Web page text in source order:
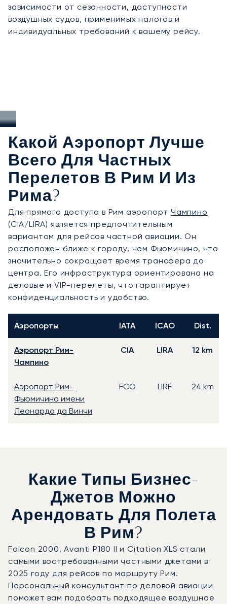
зависимости от сезонности, доступности
воздушных судов, применимых налогов и
индивидуальных требований к вашему рейсу.
Какой Аэропорт Лучше
Всего Для Частных
Перелетов В Рим И Из
Рима?
Для прямого доступа в Рим аэропорт Чампино
(CIA/LIRA) является предпочтительным
вариантом для рейсов частной авиации. Он
расположен ближе к городу, чем Фьюмичино, что
значительно сокращает время трансфера до
центра. Его инфраструктура ориентирована на
деловые и VIP-перелеты, что гарантирует
конфиденциальность и удобство.
Аэропорты IATA ICAO Dist.
Аэропорт Рим-
Чампино
CIA LIRA 12 km
Аэропорт Рим-
Фьюмичино имени
Леонардо да Винчи
FCO LIRF 24 km
Какие Типы Бизнес-
Джетов Можно
Арендовать Для Полета
В Рим?
Falcon 2000, Avanti P180 II и Citation XLS стали
самыми востребованными частными джетами в
2025 году для рейсов по маршруту Рим.
Персональный консультант по деловой авиации
поможет вам подобрать подходящее воздушное